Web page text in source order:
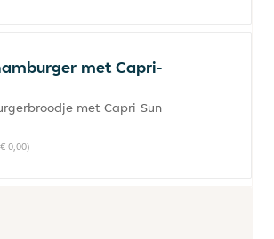
met Capri-
met Capri-Sun
0,00)